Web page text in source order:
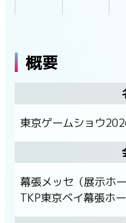
概要
東京ゲームショウ
幕張メッセ（展示ホ
TKP東京ベイ幕張ホ